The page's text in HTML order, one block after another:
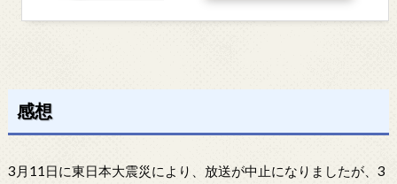
感想
3月11日に東日本大震災により、放送が中止になりましたが、3